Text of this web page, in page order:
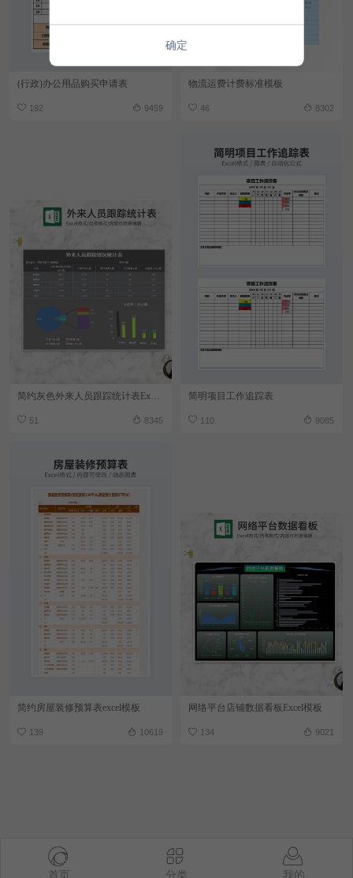
(行政)办公用品购买申请表
192 9459
物流运费计费标准模板
46 8302
51 8345
简明项目工作追踪表
110 9085
简约房屋装修预算表excel模板
139 10619
网络平台店铺数据看板Excel模板
134 9021
首页 分类 我的
确定